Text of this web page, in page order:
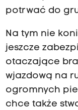
potrwać do
Na tym nie
jeszcze
otaczające
wjazdową na
ogromnych
chce także